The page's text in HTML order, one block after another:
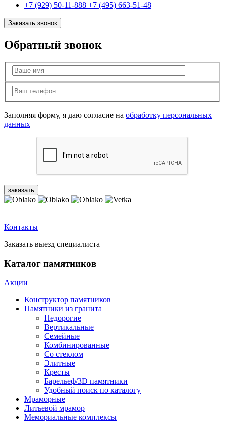
+7 (929) 50-11-888 +7 (495) 663-51-48
Заказать звонок
Обратный звонок
Заполняя форму, я даю согласие на обработку персональных
данных
Контакты
Заказать выезд специалиста
Каталог памятников
Акции
Конструктор памятников
Памятники из гранита
Недорогие
Вертикальные
Семейные
Комбинированные
Со стеклом
Элитные
Кресты
Барельеф/3D памятники
Удобный поиск по каталогу
Мраморные
Литьевой мрамор
Мемориальные комплексы